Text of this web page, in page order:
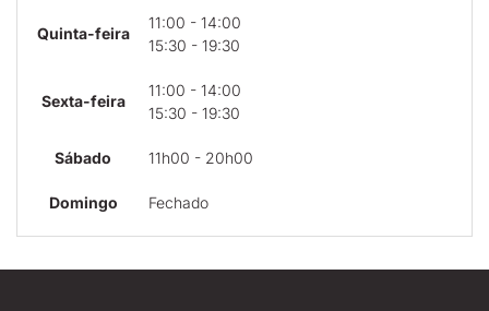
Quinta-feira
11:00 - 14:00
15:30 - 19:30
Sexta-feira
11:00 - 14:00
15:30 - 19:30
Sábado 11h00 - 20h00
Domingo Fechado